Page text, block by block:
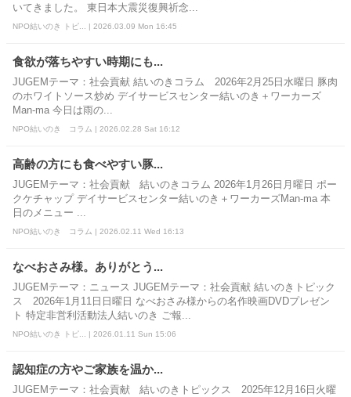
いてきました。 東日本大震災復興祈念...
NPO結いのき トピ... | 2026.03.09 Mon 16:45
食欲が落ちやすい時期にも...
JUGEMテーマ：社会貢献 結いのきコラム 2026年2月25日水曜日 豚肉
のホワイトソース炒め デイサービスセンター結いのき＋ワーカーズ
Man-ma 今日は雨の...
NPO結いのき コラム | 2026.02.28 Sat 16:12
高齢の方にも食べやすい豚...
JUGEMテーマ：社会貢献 結いのきコラム 2026年1月26日月曜日 ポー
クケチャップ デイサービスセンター結いのき＋ワーカーズMan-ma 本
日のメニュー ...
NPO結いのき コラム | 2026.02.11 Wed 16:13
なべおさみ様。ありがとう...
JUGEMテーマ：ニュース JUGEMテーマ：社会貢献 結いのきトピック
ス 2026年1月11日日曜日 なべおさみ様からの名作映画DVDプレゼン
ト 特定非営利活動法人結いのき ご報...
NPO結いのき トピ... | 2026.01.11 Sun 15:06
認知症の方やご家族を温か...
JUGEMテーマ：社会貢献 結いのきトピックス 2025年12月16日火曜